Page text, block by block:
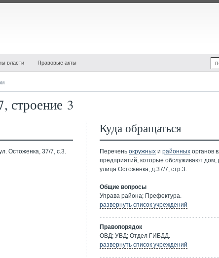
власти Правовые акты
строение 3
Остоженка, 37/7, с.3.
Куда обращаться
Перечень окружных и районных органов
предприятий, которые обслуживают
улица Остоженка, д.37/7, стр.3.
Общие вопросы
Управа района; Префектура.
развернуть список учреждений
Правопорядок
ОВД; УВД; Отдел ГИБДД.
развернуть список учреждений